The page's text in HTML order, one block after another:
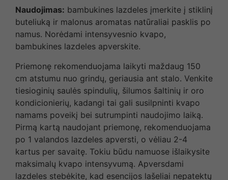
Naudojimas: bambukines lazdeles įmerkite į stiklinį
buteliuką ir malonus aromatas natūraliai pasklis po
namus. Norėdami intensyvesnio kvapo,
bambukines lazdeles apverskite.
Priemonę rekomenduojama laikyti maždaug 150
cm atstumu nuo grindų, geriausia ant stalo. Venkite
tiesioginių saulės spindulių, šilumos šaltinių ir oro
kondicionierių, kadangi tai gali susilpninti kvapo
namams poveikį bei sutrumpinti naudojimo laiką.
Pirmą kartą naudojant priemonę, rekomenduojama
po 1 valandos lazdeles apversti, o vėliau 2-4
kartus per savaitę. Tokiu būdu namuose išlaikysite
maksimalų kvapo intensyvumą. Apversdami
lazdeles stebėkite, kad esencijos lašeliai nepatektų